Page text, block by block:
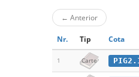
← Anterior
Nr. Tip Cota
1 Carte